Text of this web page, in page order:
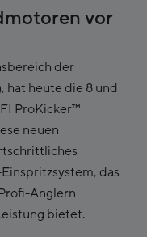
vor
der
hat heute die 8 und
ProKicker™
neuen
das
Anglern
bietet.